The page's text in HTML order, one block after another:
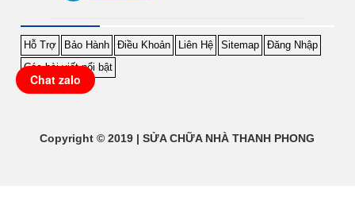
Hỗ Trợ Bảo Hành Điều Khoản Liên Hệ Sitemap
Đăng Nhập
Các bài viết nổi bật
Copyright © 2019 | SỬA CHỮA NHÀ THANH PHONG
Chat zalo